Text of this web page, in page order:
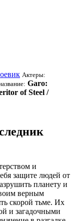
Актеры:
Garo:
of Steel /
и
защите людей от
планету и
верным
скорой тьме. Их
и загадочными